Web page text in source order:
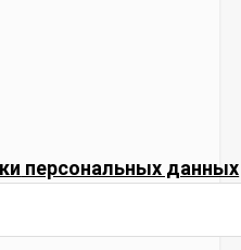
персональных данных